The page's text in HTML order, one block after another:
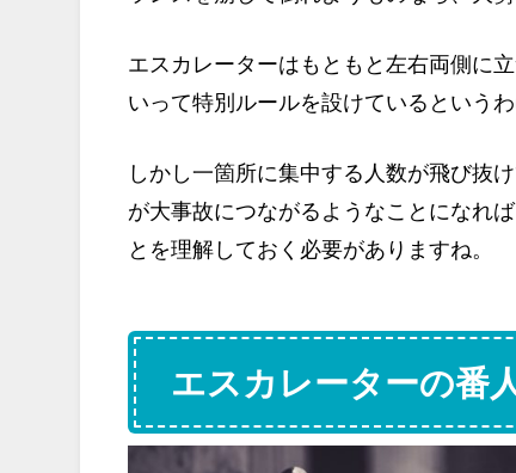
エスカレーターはもともと左右両側に
いって特別ルールを設けているという
しかし一箇所に集中する人数が飛び抜
が大事故につながるようなことになれ
とを理解しておく必要がありますね。
エスカレーターの番